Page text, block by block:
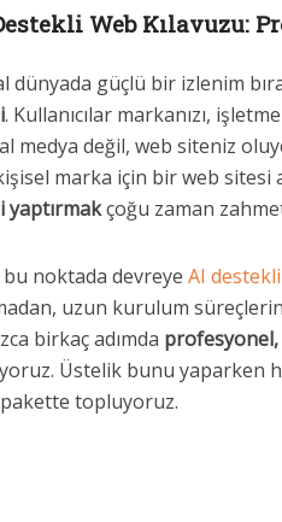
Web Kılavuzu:
dünyada güçlü bir izlenim
. Kullanıcılar markanızı,
medya değil, web siteniz
marka için bir web
yaptırmakçoğu zaman
noktada devreye AI
uzun kurulum
birkaç adımda profesyonel,
Üstelik bunu yaparken
pakette topluyoruz.